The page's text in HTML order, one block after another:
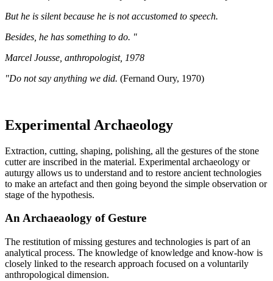
But he is silent because he is not accustomed to speech.
Besides, he has something to do. "
Marcel Jousse, anthropologist, 1978
"Do not say anything we did. (Fernand Oury, 1970)
Experimental Archaeology
Extraction, cutting, shaping, polishing, all the gestures of the stone
cutter are inscribed in the material. Experimental archaeology or
auturgy allows us to understand and to restore ancient technologies
to make an artefact and then going beyond the simple observation or
stage of the hypothesis.
An Archaeaology of Gesture
The restitution of missing gestures and technologies is part of an
analytical process. The knowledge of knowledge and know-how is
closely linked to the research approach focused on a voluntarily
anthropological dimension.